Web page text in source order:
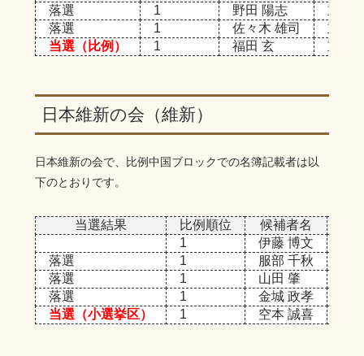
落選
1 野田 陽志
重複
落選
1 佐々木 雄司
重複
当選（比例）
1 福田 玄 重複
日本維新の会（維新）
日本維新の会で、比例中国ブロックでの名簿記載者は以
下のとおりです。
当選結果 比例順位 候補者名
1
伊藤 博文
落選
1 服部 千秋
落選
1 山田 肇
落選
1 金城 政孝
当選（小選挙区）
1 空本 誠喜